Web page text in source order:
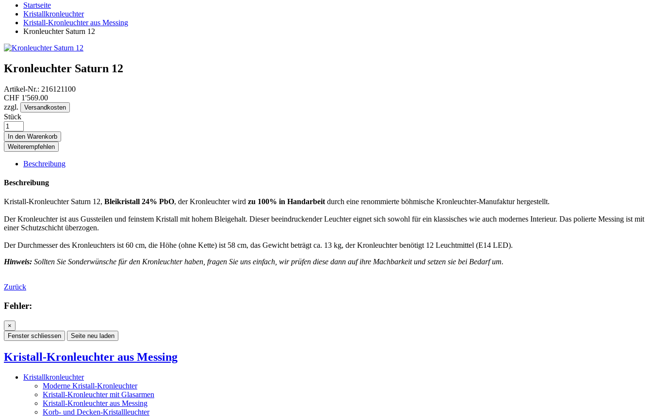
Startseite
Kristallkronleuchter
Kristall-Kronleuchter aus Messing
Kronleuchter Saturn 12
Kronleuchter Saturn 12
Artikel-Nr.: 216121100
CHF 1'569.00
zzgl.
Versandkosten
Stück
In den Warenkorb
Weiterempfehlen
Beschreibung
Beschreibung
Kristall-Kronleuchter Saturn 12, Bleikristall 24% PbO, der Kronleuchter wird zu 100% in Handarbeit durch eine renommierte böhmische Kronleuchter-Manufaktur hergestellt.
Der Kronleuchter ist aus Gussteilen und feinstem Kristall mit hohem Bleigehalt. Dieser beeindruckender Leuchter eignet sich sowohl für ein klassisches wie auch modernes Interieur. Das polierte Messing ist mit
einer Schutzschicht überzogen.
Der Durchmesser des Kronleuchters ist 60 cm, die Höhe (ohne Kette) ist 58 cm, das Gewicht beträgt ca. 13 kg, der Kronleuchter benötigt 12 Leuchtmittel (E14 LED).
Hinweis: Sollten Sie Sonderwünsche für den Kronleuchter haben, fragen Sie uns einfach, wir prüfen diese dann auf ihre Machbarkeit und setzen sie bei Bedarf um.
Zurück
Fehler:
×
Fenster schliessen
Seite neu laden
Kristall-Kronleuchter aus Messing
Kristallkronleuchter
Moderne Kristall-Kronleuchter
Kristall-Kronleuchter mit Glasarmen
Kristall-Kronleuchter aus Messing
Korb- und Decken-Kristallleuchter